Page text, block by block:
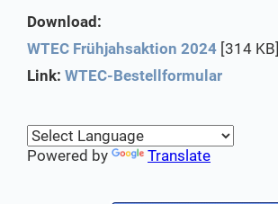
Download:
WTEC Frühjahsaktion 2024 [314 KB]
Link: WTEC-Bestellformular
Powered by Translate